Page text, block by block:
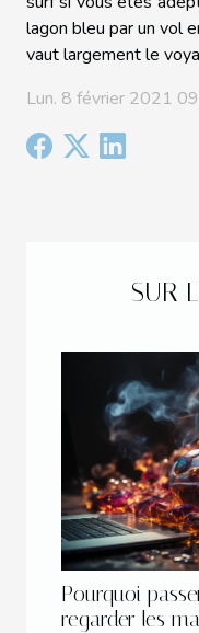
lagon bleu par un vol
vaut largement le
Lun. 8 février 2021
SUR
Pourquoi
regarder les